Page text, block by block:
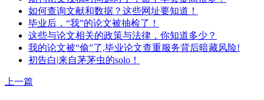
如何查询文献和数据？这些网址要知道！
毕业后，“我”的论文被抽检了！
这些与论文相关的政策与法律，你知道多少？
我的论文被“偷”了,毕业论文查重服务背后暗藏风险!
初告白|来自茅茅虫的solo！
上一篇